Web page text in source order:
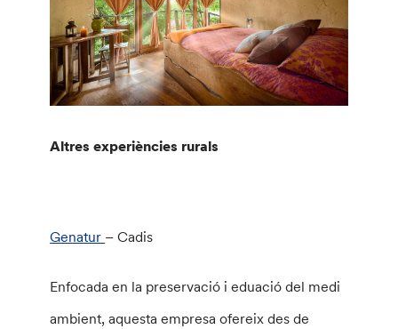
Altres experiències rurals
Genatur – Cadis
Enfocada en la preservació i eduació del medi
ambient, aquesta empresa ofereix des de